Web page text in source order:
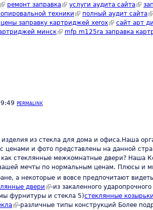
(link is external)
ремонт заправка(link is external)
услуги аудита сайта(link
техники (link is external)
полный аудит сайта
is external)
цены заправку картриджей xerox(link is
сайт арт
минск(link is external)
mfp m125ra заправка
PERMALINK
из стекла для дома и офиса.Наша
и фото представлены на данной
стеклянные межкомнатные двери? Наша
мечты по нормальным ценам. Плюсы и
а некоторые и вовсе предпочитают
двери (link is external)
-из закаленного
фурнитуры и стекла 5)стеклянные козырьки
(link is external)
-различные типы конструкций Более